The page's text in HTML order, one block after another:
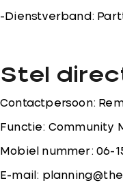
-Dienstverband:
Stel
Contactpersoon:
Functie: Community
Mobiel nummer: 06-
E-mail: